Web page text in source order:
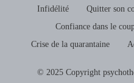
Infidélité Quitter son
Confiance dans le
Crise de la quarantaine
© 2025 Copyright